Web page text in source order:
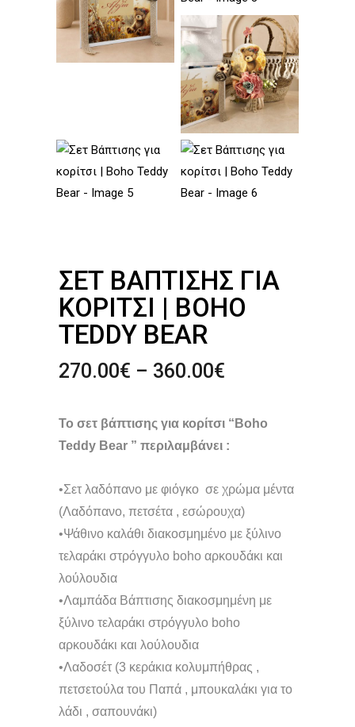
ΣΕΤ ΒΆΠΤΙΣΗΣ ΓΙΑ
ΚΟΡΊΤΣΙ | BOHO
TEDDY BEAR
270.00€ – 360.00€
through
360.00€
Το σετ βάπτισης για κορίτσι “Boho
Teddy Bear ” περιλαμβάνει :
•Σετ λαδόπανο με φιόγκο σε χρώμα μέντα
(Λαδόπανο, πετσέτα , εσώρουχα)
•Ψάθινο καλάθι διακοσμημένο με ξύλινο
τελαράκι στρόγγυλο boho αρκουδάκι και
λούλουδια
•Λαμπάδα Βάπτισης διακοσμημένη με
ξύλινο τελαράκι στρόγγυλο boho
αρκουδάκι και λούλουδια
•Λαδοσέτ (3 κεράκια κολυμπήθρας ,
πετσετούλα του Παπά , μπουκαλάκι για το
λάδι , σαπουνάκι)